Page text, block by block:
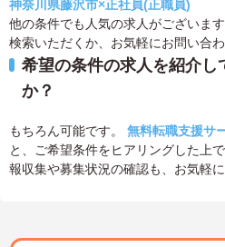
神奈川県藤沢市×正社員(正職員)
他の条件でも人気の求人がございま
検索いただくか、お気軽にお問い合わ
希望の条件の求人を紹介し
か？
もちろん可能です。 無料転職支援サ
と、ご希望条件をヒアリングした上
報収集や募集状況の確認も、お気軽に